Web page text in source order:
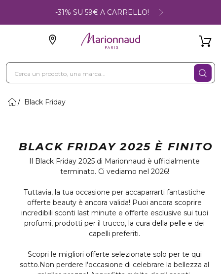
-31% SU 59€ A CARRELLO!
Black Friday
BLACK FRIDAY 2025 È FINITO
Il Black Friday 2025 di Marionnaud è ufficialmente
terminato. Ci vediamo nel 2026!
Tuttavia, la tua occasione per accaparrarti fantastiche
offerte beauty è ancora valida! Puoi ancora scoprire
incredibili sconti last minute e offerte esclusive sui tuoi
profumi, prodotti per il trucco, la cura della pelle e dei
capelli preferiti.
Scopri le migliori offerte selezionate solo per te qui
sotto.Non perdere l'occasione di celebrare la bellezza al